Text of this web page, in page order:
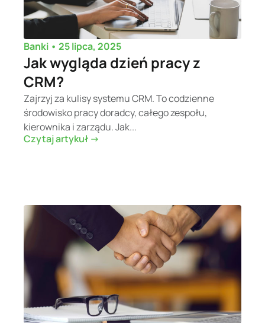
Banki • 25 lipca, 2025
Jak wygląda dzień pracy z
CRM?
Zajrzyj za kulisy systemu CRM. To codzienne
środowisko pracy doradcy, całego zespołu,
kierownika i zarządu. Jak...
Czytaj artykuł ->